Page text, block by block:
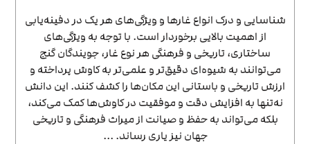
شناسایی و درک انواع غارها و ویژگی‌های هر یک در دفینه‌یابی
از اهمیت بالایی برخوردار است. با توجه به ویژگی‌های
ساختاری، تاریخی و فرهنگی هر نوع غار، جویندگان گنج
می‌توانند به شیوه‌ای دقیق‌تر و علمی‌تر به کاوش پرداخته و
ارزش تاریخی و باستانی این مکان‌ها را کشف کنند. این دانش
نه‌تنها به افزایش دقت و موفقیت در کاوش‌ها کمک می‌کند،
بلکه می‌تواند به حفظ و صیانت از میراث فرهنگی و تاریخی
جهان نیز یاری رساند. ...